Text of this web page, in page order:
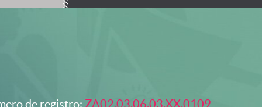
de registro: ZA02.03.06.03.XX.0109